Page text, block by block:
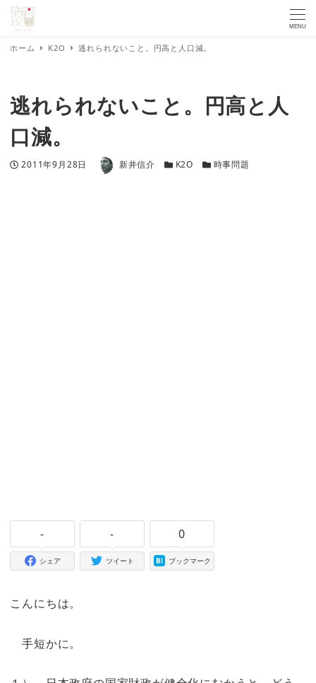
MENU
ホーム K2O 逃れられないこと。円高と人口減。
逃れられないこと。円高と人
口減。
投稿日
2011年9月28日 著者 新井信介 カテゴリー
K2O カテゴリー
時事問題
-
シェア
-
ツイート
0
ブックマーク
こんにちは。
手短かに。